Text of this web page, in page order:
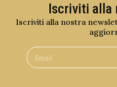
Iscriviti alla
Iscriviti alla nostra